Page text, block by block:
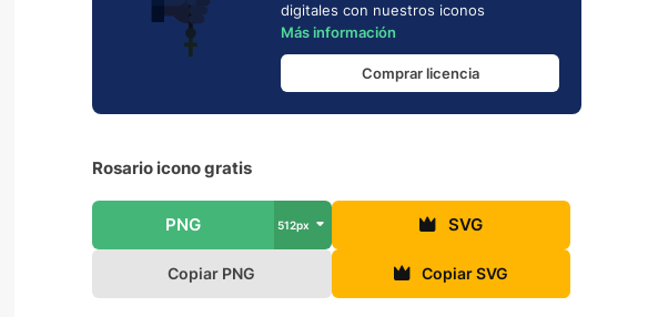
digitales con nuestros iconos
Más información
Comprar licencia
Rosario icono gratis
PNG 512px SVG
Copiar PNG Copiar SVG